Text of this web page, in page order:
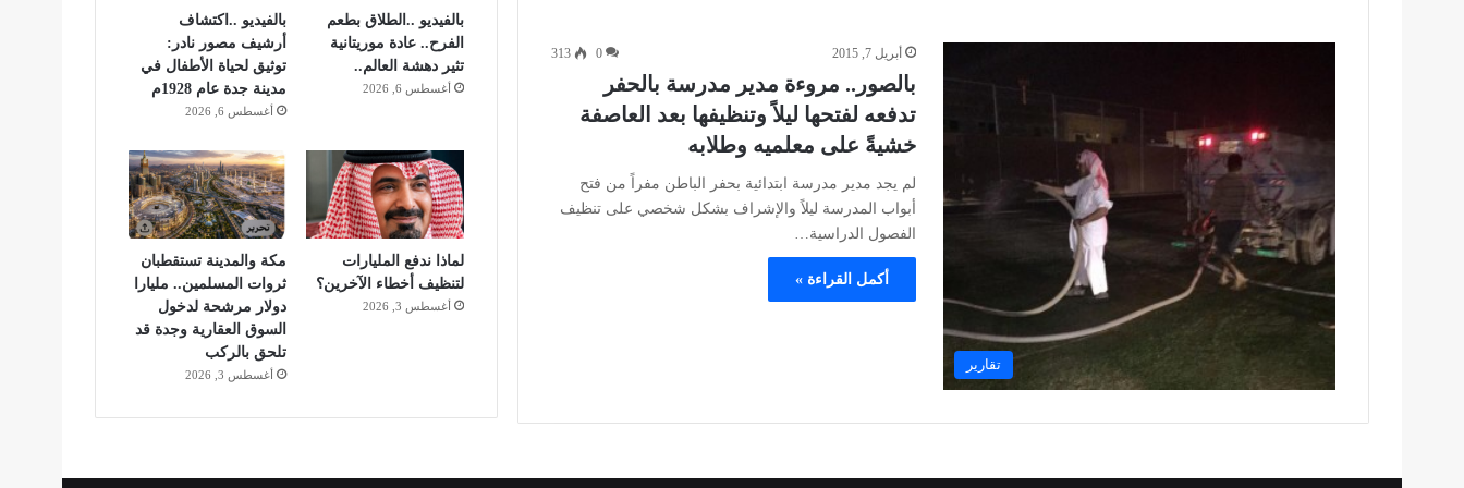
تقارير
أبريل 7, 2015 0
313
بالصور.. مروءة مدير مدرسة بالحفر
تدفعه لفتحها ليلاً وتنظيفها بعد العاصفة
خشيةً على معلميه وطلابه
لم يجد مدير مدرسة ابتدائية بحفر الباطن مفراً من فتح
أبواب المدرسة ليلاً والإشراف بشكل شخصي على تنظيف
الفصول الدراسية…
أكمل القراءة »
بالفيديو ..الطلاق بطعم
الفرح.. عادة موريتانية
تثير دهشة العالم..
أغسطس 6, 2026
بالفيديو ..اكتشاف
أرشيف مصور نادر:
توثيق لحياة الأطفال في
مدينة جدة عام 1928م
أغسطس 6, 2026
لماذا ندفع المليارات
لتنظيف أخطاء الآخرين؟
أغسطس 3, 2026
مكة والمدينة تستقطبان
ثروات المسلمين.. مليارا
دولار مرشحة لدخول
السوق العقارية وجدة قد
تلحق بالركب
أغسطس 3, 2026